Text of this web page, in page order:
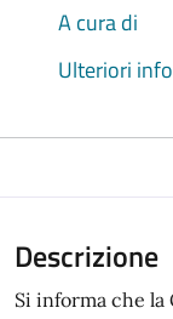
A cura di
Ulteriori
Descrizione
Si informa che